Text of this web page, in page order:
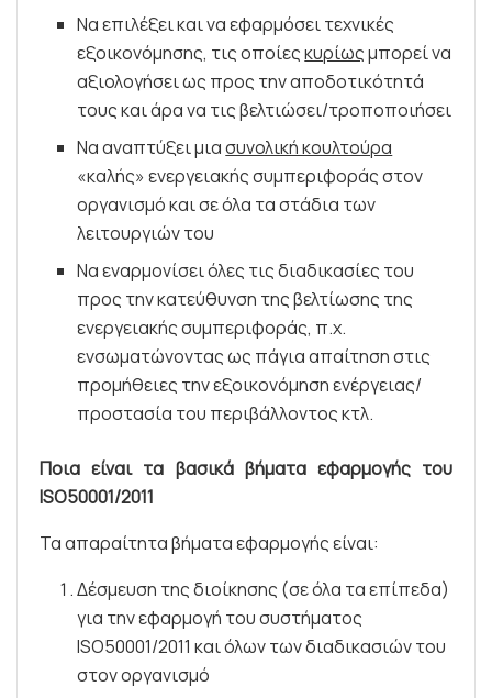
Να επιλέξει και να εφαρμόσει τεχνικές
εξοικονόμησης, τις οποίεςκυρίωςμπορεί να
αξιολογήσει ως προς την αποδοτικότητά
τους και άρα να τις βελτιώσει/τροποποιήσει
Να αναπτύξει μιασυνολική κουλτούρα
«καλής» ενεργειακής συμπεριφοράς στον
οργανισμό και σε όλα τα στάδια των
λειτουργιών του
Να εναρμονίσει όλες τις διαδικασίες του
προς την κατεύθυνση της βελτίωσης της
ενεργειακής συμπεριφοράς, π.χ.
ενσωματώνοντας ως πάγια απαίτηση στις
προμήθειες την εξοικονόμηση ενέργειας/
προστασία του περιβάλλοντος κτλ.
Ποια είναι τα βασικά βήματα εφαρμογής του
ISO50001/2011
Τα απαραίτητα βήματα εφαρμογής είναι:
Δέσμευση της διοίκησης (σε όλα τα επίπεδα)
για την εφαρμογή του συστήματος
ISO50001/2011 και όλων των διαδικασιών του
στον οργανισμό